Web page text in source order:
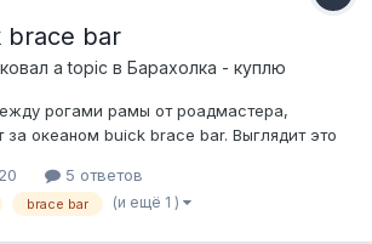
brace bar
a topic в Барахолка - куплю
рогами рамы от роадмастера,
океаном buick brace bar. Выглядит это
xiaomi-rvo2&sourceid=chrome-
5 ответов
brace bar (и ещё 1 )